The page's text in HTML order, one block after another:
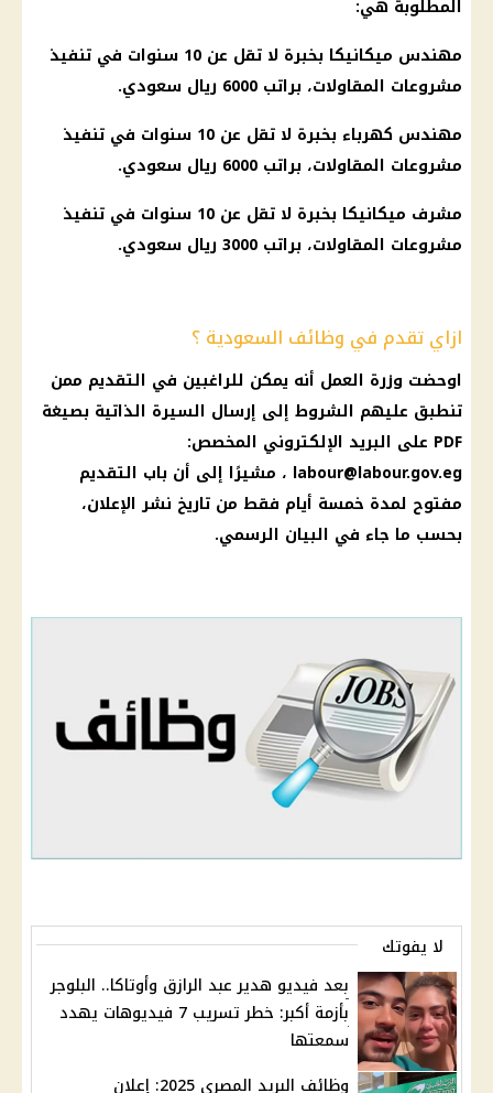
المطلوبة هي:
مهندس ميكانيكا بخبرة لا تقل عن 10 سنوات في تنفيذ
مشروعات المقاولات، براتب 6000
ريال سعودي.
مهندس كهرباء
بخبرة لا تقل عن 10 سنوات في تنفيذ
مشروعات المقاولات، براتب 6000
ريال سعودي.
مشرف ميكانيكا بخبرة لا تقل عن 10 سنوات في تنفيذ
مشروعات المقاولات، براتب 3000
ريال سعودي.
ازاي تقدم في وظائف السعودية ؟
اوحضت وزرة العمل أنه يمكن للراغبين في التقديم ممن
تنطبق عليهم الشروط إلى إرسال السيرة الذاتية بصيغة
PDF على
البريد الإلكتروني المخصص:
labour@labour.gov.eg ، مشيرًا إلى أن باب التقديم
مفتوح لمدة خمسة أيام فقط من تاريخ نشر الإعلان،
بحسب ما جاء في البيان الرسمي.
لا يفوتك
بعد فيديو هدير عبد الرازق وأوتاكا.. البلوجر
بأزمة أكبر: خطر تسريب 7 فيديوهات يهدد
سمعتها
وظائف البريد المصري 2025: إعلان